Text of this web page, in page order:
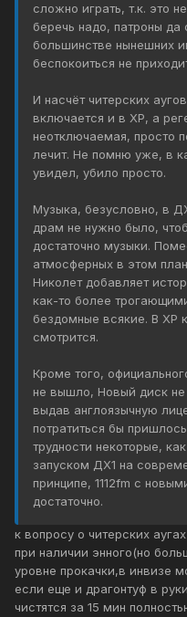
сложно играть, т.к. это
беречь надо, патроны да
большинстве нынешних
беспокоиться не
И насчёт читерских
включается и в ХР, а
неотключаемая, просто
лечит. Не помню уже, в
увидел, убило просто.
Музыка, безусловно, в
драм не нужно было,
достаточно музыки.
атмосферных в этом
Николет добавляет
как-то более
бездомные всякие. В ХР
смотрится.
Кроме того,
не вышло, Новый диск не
выдав англоязычную
потратиться бы
трудности некоторые,
запуском ДХ1 на
принципе, 1112fm с
достаточно.
к вопросу о читерских
при наличии энного(но
уровне прокачки,в инвизе
если еще и драгонтуф в
чистятся за 15 мин